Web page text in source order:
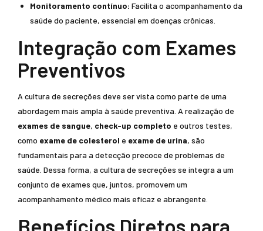
Monitoramento contínuo: Facilita o acompanhamento da
saúde do paciente, essencial em doenças crônicas.
Integração com Exames
Preventivos
A cultura de secreções deve ser vista como parte de uma
abordagem mais ampla à saúde preventiva. A realização de
exames de sangue, check-up completo e outros testes,
como exame de colesterol e exame de urina, são
fundamentais para a detecção precoce de problemas de
saúde. Dessa forma, a cultura de secreções se integra a um
conjunto de exames que, juntos, promovem um
acompanhamento médico mais eficaz e abrangente.
Benefícios Diretos para